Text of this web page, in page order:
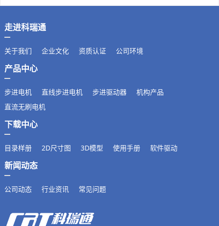
走进科瑞通
关于我们 企业文化 资质认证 公司环境
产品中心
步进电机 直线步进电机 步进驱动器
机构产品
直流无刷电机
下载中心
目录样册 2D尺寸图 3D模型 使用手册 软件驱动
新闻动态
公司动态 行业资讯 常见问题